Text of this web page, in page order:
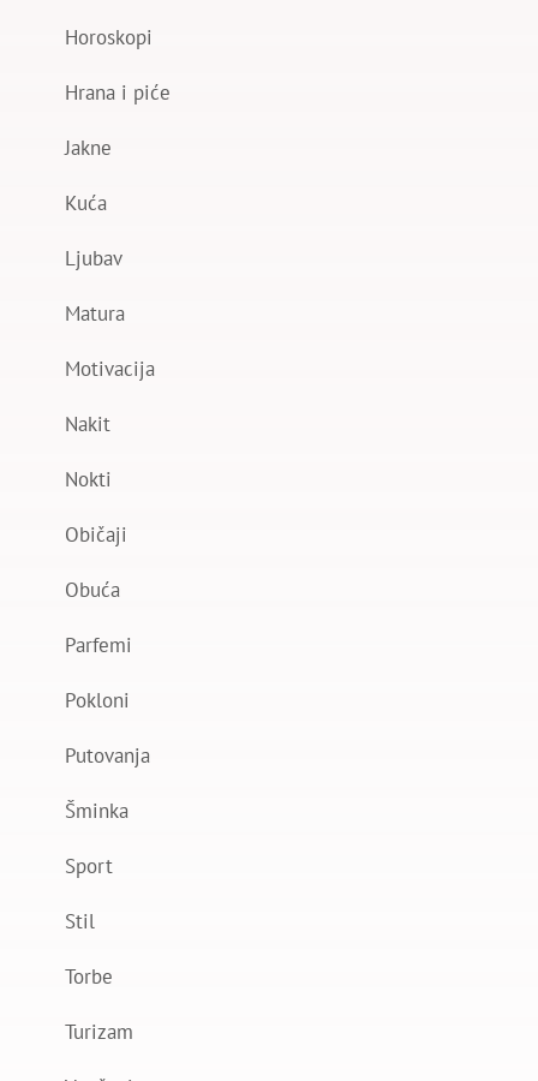
Horoskopi
Hrana i piće
Jakne
Kuća
Ljubav
Matura
Motivacija
Nakit
Nokti
Običaji
Obuća
Parfemi
Pokloni
Putovanja
Šminka
Sport
Stil
Torbe
Turizam